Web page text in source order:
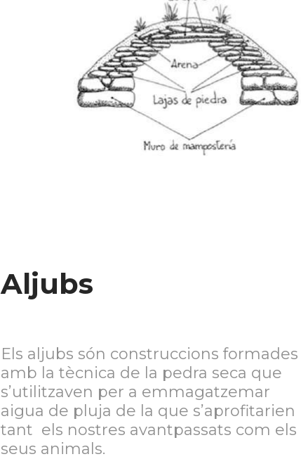
Aljubs
Els aljubs són construccions formades
amb la tècnica de la pedra seca que
s’utilitzaven per a emmagatzemar
aigua de pluja de la que s’aprofitarien
tant els nostres avantpassats com els
seus animals.